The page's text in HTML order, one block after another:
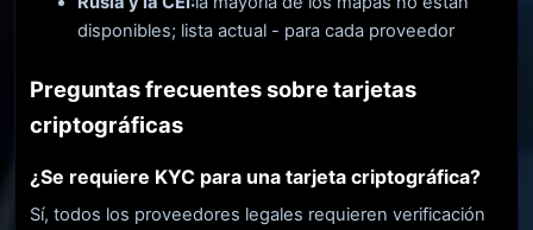
disponibles; lista actual - para cada proveedor
Preguntas frecuentes sobre tarjetas
criptográficas
¿Se requiere KYC para una tarjeta criptográfica?
Sí, todos los proveedores legales requieren verificación